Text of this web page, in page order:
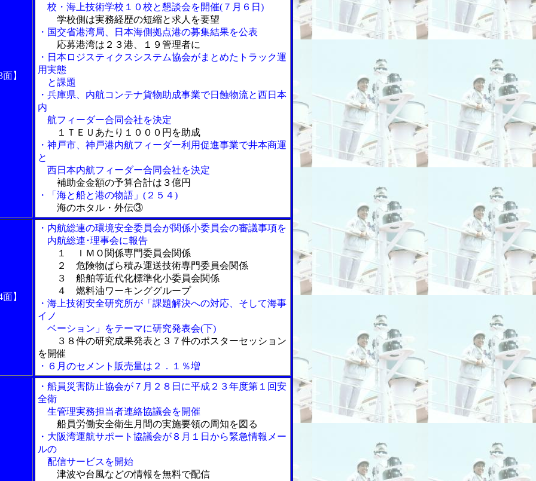
】
校・海上技術学校１０校と懇談会を開催(７月６日)
学校側は実務経歴の短縮と求人を要望
・国交省港湾局、日本海側拠点港の募集結果を公表
応募港湾は２３港、１９管理者に
・日本ロジスティクスシステム協会がまとめたトラック運
用実態
と課題
・兵庫県、内航コンテナ貨物助成事業で日蝕物流と西日本
内
航フィーダー合同会社を決定
１ＴＥＵあたり１０００円を助成
・神戸市、神戸港内航フィーダー利用促進事業で井本商運
と
西日本内航フィーダー合同会社を決定
補助金金額の予算合計は３億円
・「海と船と港の物語」(２５４)
海のホタル・外伝③
】
・内航総連の環境安全委員会が関係小委員会の審議事項を
内航総連･理事会に報告
１ ＩＭＯ関係専門委員会関係
２ 危険物ばら積み運送技術専門委員会関係
３ 船舶等近代化標準化小委員会関係
４ 燃料油ワーキンググループ
・海上技術安全研究所が「課題解決への対応、そして海事
イノ
ベーション」をテーマに研究発表会(下)
３８件の研究成果発表と３７件のポスターセッション
を開催
・６月のセメント販売量は２．１％増
・船員災害防止協会が７月２８日に平成２３年度第１回安
全衛
生管理実務担当者連絡協議会を開催
船員労働安全衛生月間の実施要領の周知を図る
・大阪湾運航サポート協議会が８月１日から緊急情報メー
ルの
配信サービスを開始
津波や台風などの情報を無料で配信